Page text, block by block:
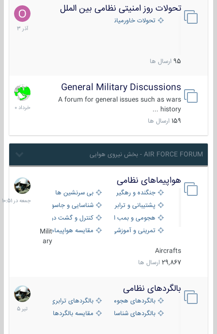
تحولات روز امنیتی نظامی بین الملل
تحولات خاورمیانه
95 ارسال ها
21
آذر
1403
General Military Discussions
A forum for general issues such as wars
history ...
159 ارسال ها
10
خرداد
1400
AIR FORCE FORUM - بخش نیروی هوایی
هواپیماهای نظامی
جنگنده و رهگیر
بی سرنشین ها
پشتیبانی و ترابری
شناسایی و جاسوسی
هجومی و بمب افکن
کنترل و گشت دریایی
تمرینی و آموزشی
مقایسه هواپیماهاMilit
ary
Aircrafts
29,867 ارسال ها
جمعه
در
10:51
بالگردهای نظامی
بالگردهای هجومی
بالگردهای ترابری
بالگردهای شناسایی
مقایسه بالگردها
22
تیر
1405